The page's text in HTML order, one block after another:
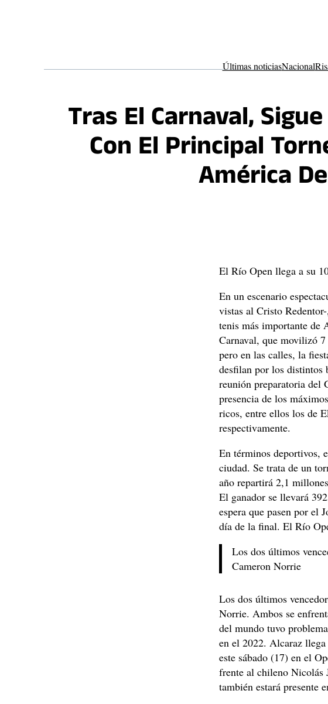
Últimas noticiasNacional
Tras El Carnaval,
Con El Principal
América
El Río Open llega a su
En un escenario
vistas al Cristo
tenis más importante de
Carnaval, que movilizó
pero en las calles, la
desfilan por los distintos
reunión preparatoria del
presencia de los
ricos, entre ellos los de
respectivamente.
En términos deportivos,
ciudad. Se trata de un
año repartirá 2,1
El ganador se llevará
espera que pasen por el
día de la final. El Río
Los dos últimos
Cameron Norrie
Los dos últimos
Norrie. Ambos se
del mundo tuvo
en el 2022. Alcaraz
este sábado (17) en el
frente al chileno Nicolás
también estará presente